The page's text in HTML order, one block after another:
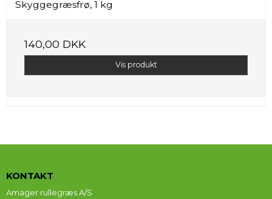
Skyggegræsfrø, 1 kg
140,00 DKK
Vis produkt
KONTAKT
Amager rullegræs A/S